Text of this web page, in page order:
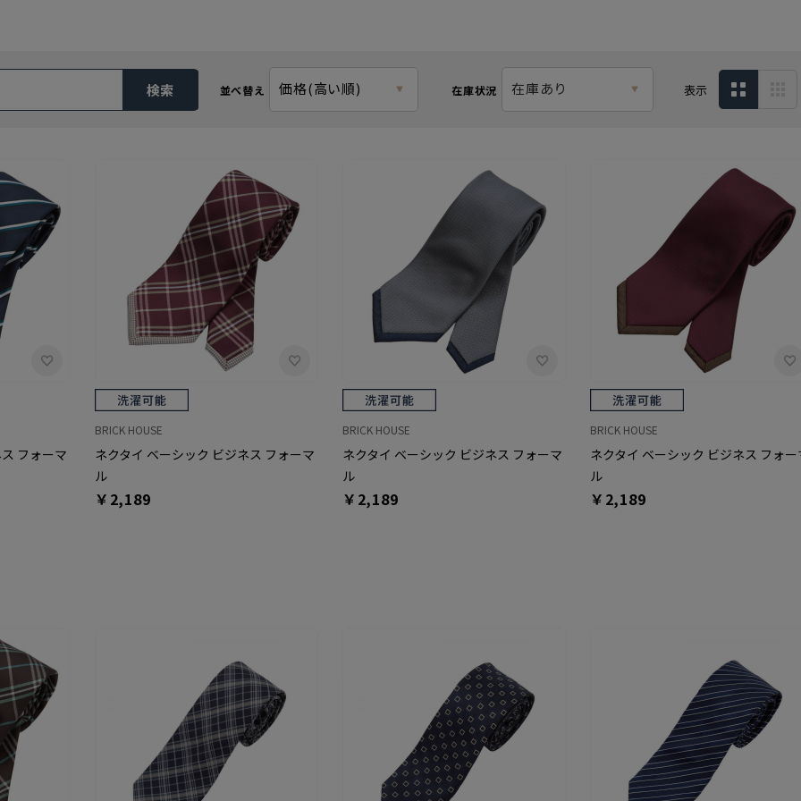
検索 並べ替え 価格(高い順) 在庫状況 在庫あり 表示
フォーマ
BRICK HOUSE
ネクタイ ベーシック ビジネス フォーマ
ル
￥2,189
BRICK HOUSE
ネクタイ ベーシック ビジネス フォーマ
ル
￥2,189
BRICK HOUSE
ネクタイ ベーシック ビジネス フォー
ル
￥2,189